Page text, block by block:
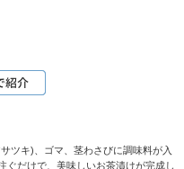
ツキ)、ゴマ、茎わさびに調味料が入
ぐだけで、美味しいお茶漬けが完成し